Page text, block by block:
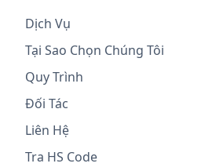
Dịch Vụ
Tại Sao Chọn Chúng Tôi
Quy Trình
Đối Tác
Liên Hệ
Tra HS Code